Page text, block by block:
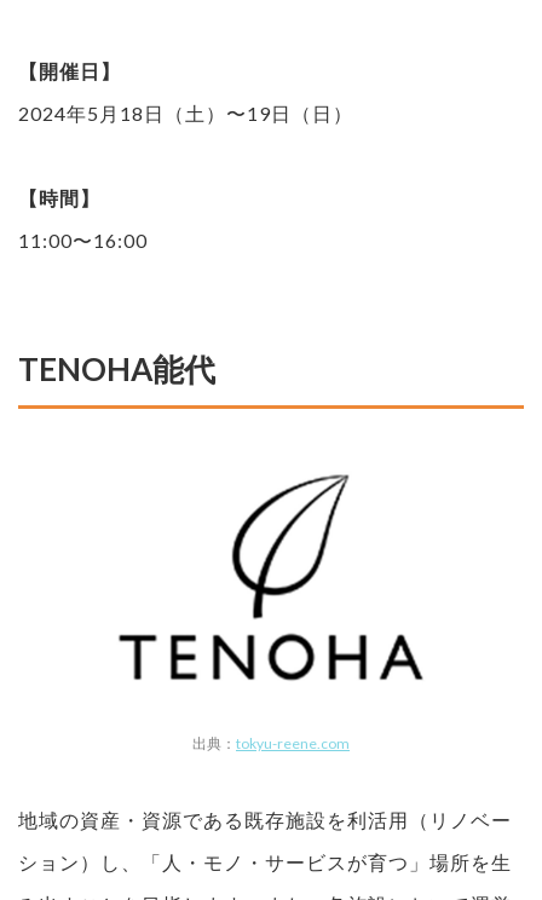
【開催日】
2024年5月18日（土）〜19日（日）
【時間】
11:00〜16:00
TENOHA能代
出典： tokyu-reene.com
地域の資産・資源である既存施設を利活用（リノベー
ション）し、「人・モノ・サービスが育つ」場所を生